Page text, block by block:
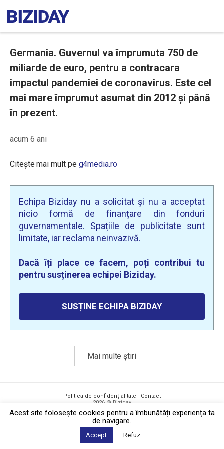
Germania. Guvernul va împrumuta 750 de
miliarde de euro, pentru a contracara
impactul pandemiei de coronavirus. Este cel
mai mare împrumut asumat din 2012 și până
în prezent.
acum 6 ani
Citește mai mult pe g4media.ro
Echipa Biziday nu a solicitat și nu a acceptat
nicio formă de finanțare din fonduri
guvernamentale. Spațiile de publicitate sunt
limitate, iar reclama neinvazivă.
Dacă îți place ce facem, poți contribui tu
pentru susținerea echipei Biziday.
SUSȚINE ECHIPA BIZIDAY
Mai multe știri
Politica de confidențialitate · Contact
2026 © Biziday
Acest site foloseşte cookies pentru a îmbunătăți experiența ta
de navigare.
Accept Refuz